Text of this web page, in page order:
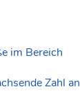
im Bereich
Zahl an